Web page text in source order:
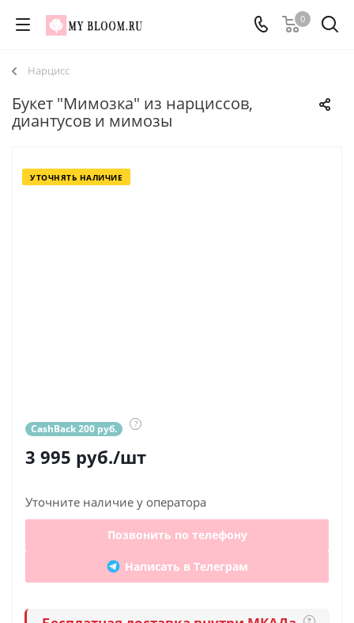
0
Нарцисс
Букет "Мимозка" из нарциссов,
диантусов и мимозы
УТОЧНЯТЬ НАЛИЧИЕ
CashBack 200 руб. ?
3 995 руб./шт
Уточните наличие у оператора
Позвонить по телефону
Написать в Телеграм
?